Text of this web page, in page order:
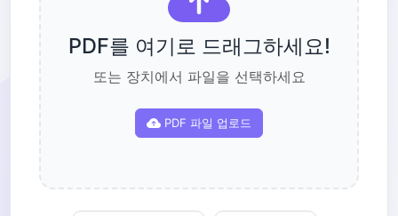
PDF를 여기로 드래그하세요!
또는 장치에서 파일을 선택하세요
PDF 파일 업로드